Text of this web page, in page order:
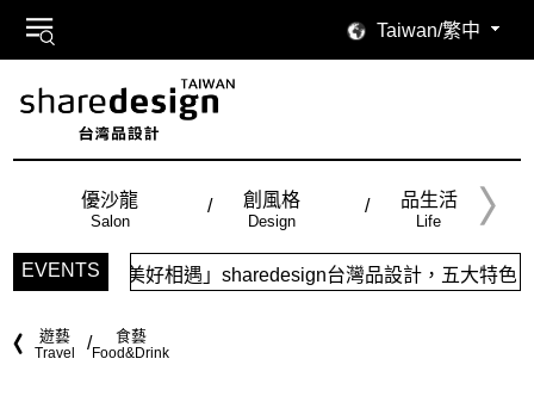
Taiwan/繁中
優沙龍
Salon
創風格
Design
品生活
Life
EVENTS
」sharedesign台灣品設計，五大特色主題，簡潔視覺配色，
遊藝
Travel
食藝
Food&Drink